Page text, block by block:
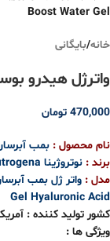
خانه/بایگانی
واترژل هیدرو
470,000 تومان
نام محصول : بمب
برند : نوتروژینا Neutrogena
مدل :
Gel Hyaluronic Acid
کشور تولید کننده :
ویژگی ها :